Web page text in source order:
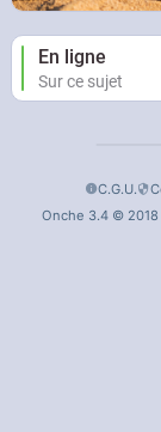
En ligne
Sur ce sujet
C.G.U.
Onche 3.4 © 2018